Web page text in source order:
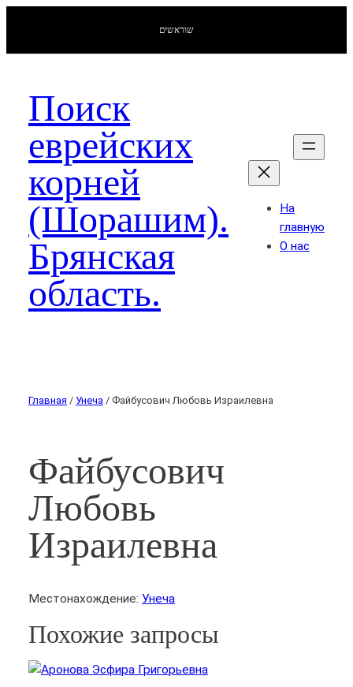
שוראשים
Поиск
еврейских
корней
(Шорашим).
Брянская
область.
На
главную
О нас
Главная / Унеча / Файбусович Любовь Израилевна
Файбусович
Любовь
Израилевна
Местонахождение: Унеча
Похожие запросы